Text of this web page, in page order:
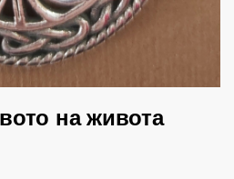
на живота